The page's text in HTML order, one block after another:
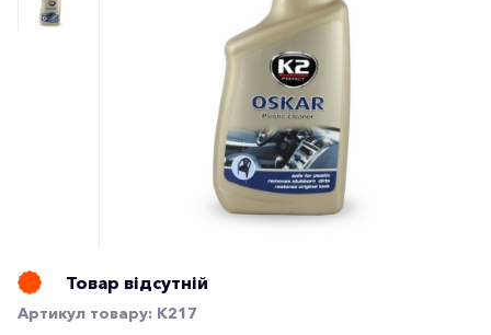
Товар відсутній
Артикул товару: K217